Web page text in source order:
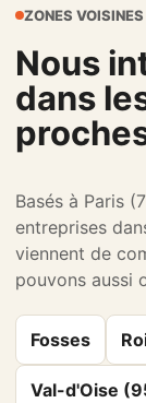
ZONES VOISINES
Nous
dans
Basés à Paris
entreprises
viennent de
pouvons aussi
Fosses
Val-d'Oise